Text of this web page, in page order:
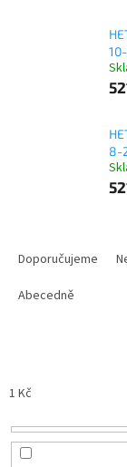
8-
o
u
Doporučujeme
Abecedně
1 Kč